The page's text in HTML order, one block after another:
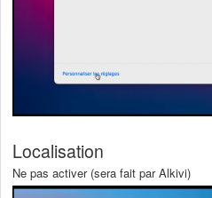
Localisation
Ne pas activer (sera fait par Alkivi)